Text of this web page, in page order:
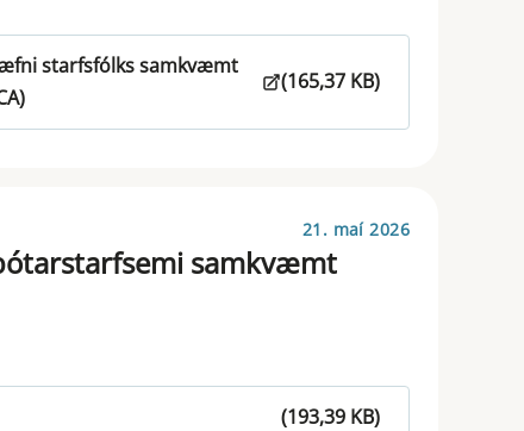
starfsfólks samkvæmt
(165,37 KB)
21. maí 2026
samkvæmt
(193,39 KB)